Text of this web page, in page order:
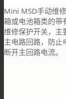
Mini MSD手动维
箱或电池箱类的带
维修保护开关，主
主电路回路，防止
断开主回路电流。